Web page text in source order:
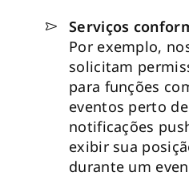
Serviços
Por exemplo,
solicitam
para funções
eventos perto
notificações
exibir sua
durante um